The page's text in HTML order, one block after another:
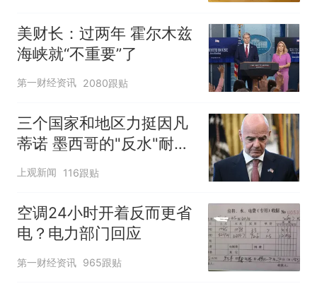
美财长：过两年 霍尔木兹
海峡就“不重要”了
第一财经资讯 2080跟贴
三个国家和地区力挺因凡
蒂诺 墨西哥的"反水"耐人
寻味
上观新闻 116跟贴
空调24小时开着反而更省
电？电力部门回应
第一财经资讯 965跟贴